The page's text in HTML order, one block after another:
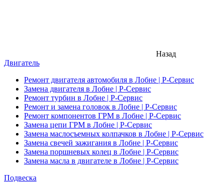
Назад
Двигатель
Ремонт двигателя автомобиля в Лобне | Р-Сервис
Замена двигателя в Лобне | Р-Сервис
Ремонт турбин в Лобне | Р-Сервис
Ремонт и замена головок в Лобне | Р-Сервис
Ремонт компонентов ГРМ в Лобне | Р-Сервис
Замена цепи ГРМ в Лобне | Р-Сервис
Замена маслосъемных колпачков в Лобне | Р-Сервис
Замена свечей зажигания в Лобне | Р-Сервис
Замена поршневых колец в Лобне | Р-Сервис
Замена масла в двигателе в Лобне | Р-Сервис
Подвеска